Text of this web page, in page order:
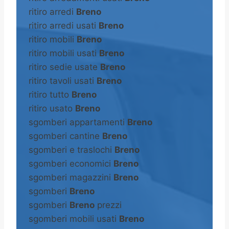
ritiro arredi Breno
ritiro arredi usati Breno
ritiro mobili Breno
ritiro mobili usati Breno
ritiro sedie usate Breno
ritiro tavoli usati Breno
ritiro tutto Breno
ritiro usato Breno
sgomberi appartamenti Breno
sgomberi cantine Breno
sgomberi e traslochi Breno
sgomberi economici Breno
sgomberi magazzini Breno
sgomberi Breno
sgomberi Breno prezzi
sgomberi mobili usati Breno